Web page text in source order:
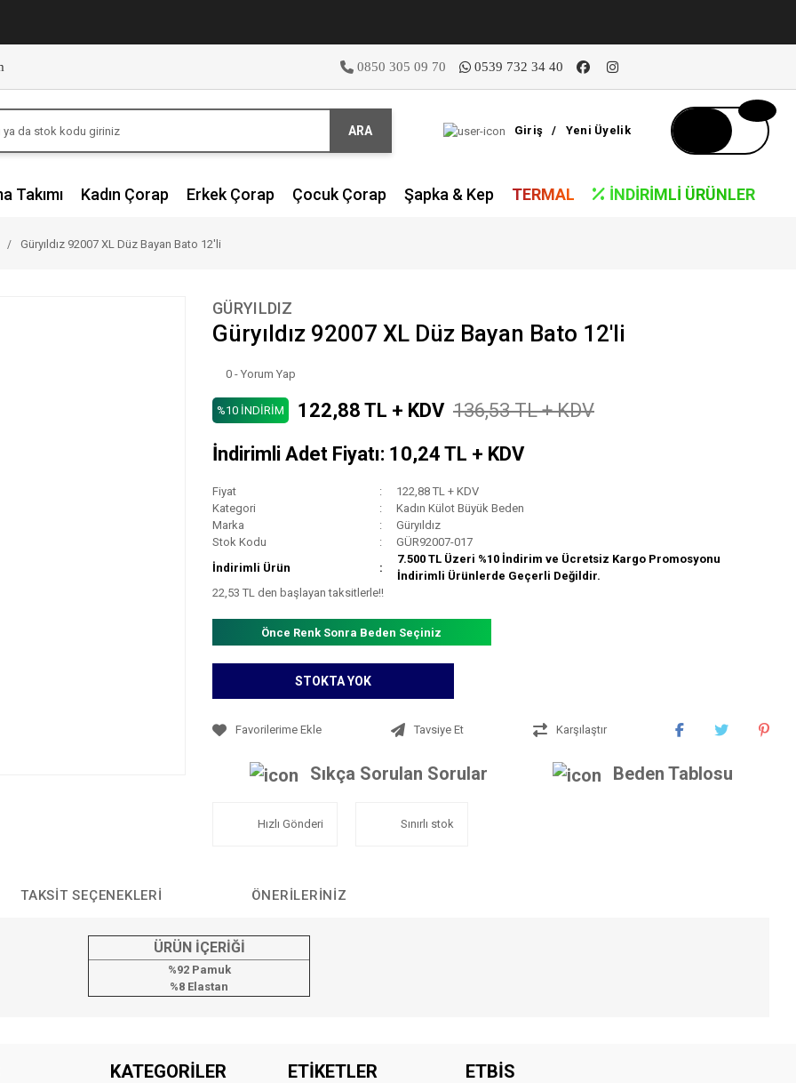
0850 305 09 70 0539 732 34 40
ARA Giriş / Yeni Üyelik
Takımı Kadın Çorap Erkek Çorap Çocuk Çorap Şapka & Kep TERMAL İNDIRIMLI ÜRÜNLER
Güryıldız 92007 XL Düz Bayan Bato 12'li
GÜRYILDIZ
Güryıldız 92007 XL Düz Bayan Bato 12'li
0 - Yorum Yap
%10 İNDİRİM 122,88 TL + KDV 136,53 TL + KDV
İndirimli Adet Fiyatı: 10,24 TL + KDV
Fiyat
122,88 TL + KDV
Kategori
Kadın Külot Büyük Beden
Marka
Güryıldız
Stok Kodu
GÜR92007-017
İndirimli Ürün
7.500 TL Üzeri %10 İndirim ve Ücretsiz Kargo Promosyonu
İndirimli Ürünlerde Geçerli Değildir.
22,53 TL den başlayan taksitlerle!!
Önce Renk Sonra Beden Seçiniz
STOKTA YOK
Tavsiye Et Karşılaştır
Sıkça Sorulan Sorular Beden Tablosu
Hızlı Gönderi Sınırlı stok
TAKSIT SEÇENEKLERI ÖNERILERINIZ
ÜRÜN İÇERİĞİ
%92 Pamuk
%8 Elastan
Bu ürüne ilk yorumu siz yapın!
KATEGORİLER ETİKETLER ETBİS